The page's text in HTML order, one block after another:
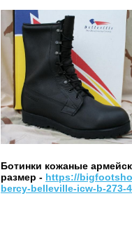
Ботинки кожаные
размер - https://
bercy-belleville-icw-b-273-